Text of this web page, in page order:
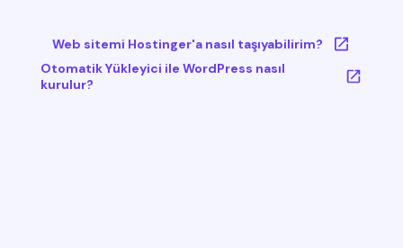
Web sitemi Hostinger'a nasıl taşıyabilirim?
Otomatik Yükleyici ile WordPress nasıl
kurulur?